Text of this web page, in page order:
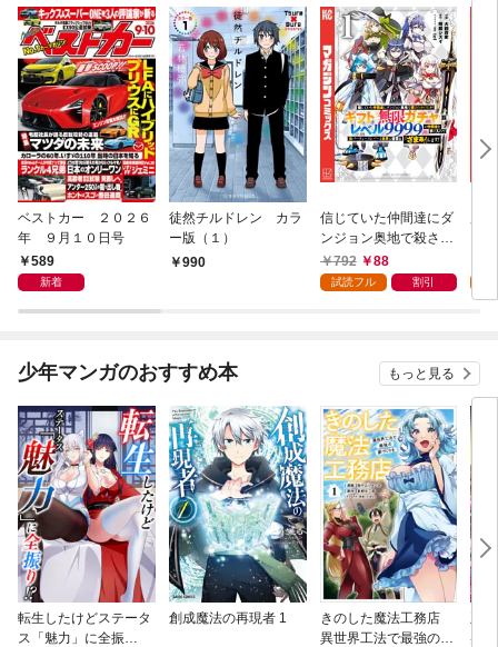
ベストカー ２０２６
年 ９月１０日号
589
新着
徒然チルドレン カラ
ー版（１）
990
信じていた仲間達にダ
ンジョン奥地で殺され
かけたがギフト『無限
ガチャ』でレベル９９
『ざまぁ！』します！
792 88
試読フル 割引
少年マンガのおすすめ本 もっと見る
転生したけどステータ
ス「魅力」に全振
創成魔法の再現者 1
きのした魔法工務店
異世界工法で最強の家
兆